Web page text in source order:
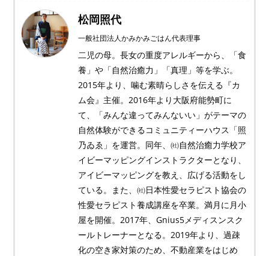
松岡照代
一般社団法人かみかみごはん代表理事
二児の母。長女の重度アレルギーから、「食
養」や「自然治癒力」「真理」等を学ぶ。
2015年より、噛む素晴らしさを伝える『カ
ム会』主催。2016年より大阪府能勢町に
て、「みんな違ってみんないい」がテーマの
自然体験ができるコミュニティーハウス「照
乃ゐゑ」を運営。同年、㈳自然治癒力学校ア
イビーマッピングインストラクターとなり、
アイビーマッピングを教え、広げる活動をし
ている。また、㈳日本性愛セラピスト協会の
性愛セラピスト養成講座を卒業。満月に月小
屋を開催。2017年、Gnius5メディスンスク
ールトレーナーとなる。2019年より、過疎
化の空き家対策のため、不動産業をはじめ